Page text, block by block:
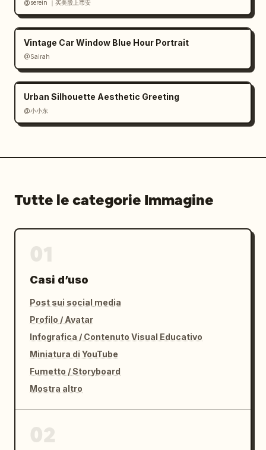
@serein ｜买美股上币安
Vintage Car Window Blue Hour Portrait
@Sairah
Urban Silhouette Aesthetic Greeting
@小小东
Tutte le categorie Immagine
Casi d’uso
Post sui social media
Profilo / Avatar
Infografica / Contenuto Visual Educativo
Miniatura di YouTube
Fumetto / Storyboard
Mostra altro